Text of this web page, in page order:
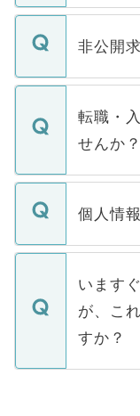
ご登録い
登録内容
ます。通
いただき
非公開
マイナビ
うち約3
けない「
下記の理
ません。
■応募殺
関を公に
に、医療
みを人材
ています。
転職・
せんか？
転職・入
ん。また
定を承諾
の辞退の
個人情
個人情報
で、ご安
などで収
ご本人の
支援を目
ているす
います
が、こ
すか？